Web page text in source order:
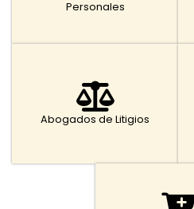
Personales
Abogados de Litigios